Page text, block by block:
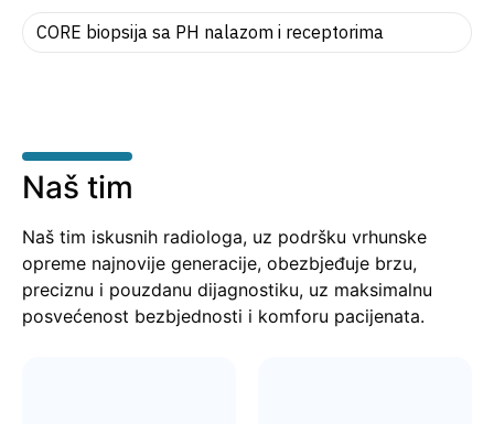
CORE biopsija sa PH nalazom i receptorima
Naš tim
Naš tim iskusnih radiologa, uz podršku vrhunske
opreme najnovije generacije, obezbjeđuje brzu,
preciznu i pouzdanu dijagnostiku, uz maksimalnu
posvećenost bezbjednosti i komforu pacijenata.